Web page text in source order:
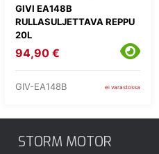
GIVI EA148B
RULLASULJETTAVA REPPU
20L
94,90 €
GIV-EA148B ei varastossa
STORM MOTOR